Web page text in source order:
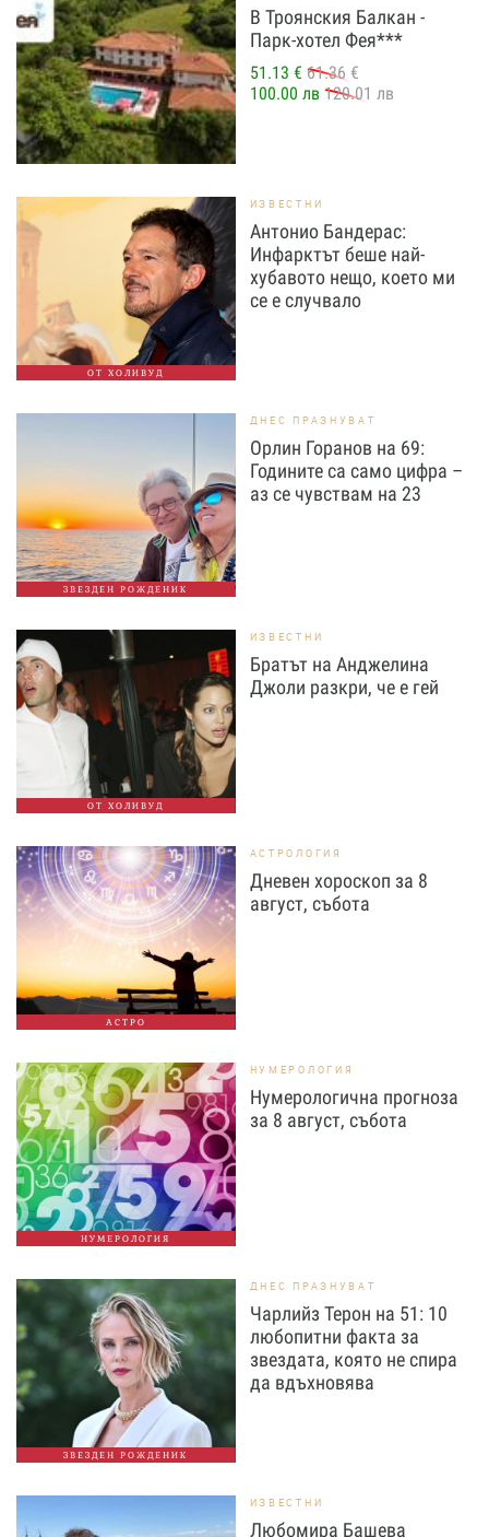
В Троянския Балкан -
Парк-хотел Фея***
51.13 € 61.36 €
100.00 лв 120.01 лв
ОТ ХОЛИВУД
ИЗВЕСТНИ
Антонио Бандерас:
Инфарктът беше най-
хубавото нещо, което ми
се е случвало
ЗВЕЗДЕН РОЖДЕНИК
ДНЕС ПРАЗНУВАТ
Орлин Горанов на 69:
Годините са само цифра –
аз се чувствам на 23
ОТ ХОЛИВУД
ИЗВЕСТНИ
Братът на Анджелина
Джоли разкри, че е гей
АСТРО
АСТРОЛОГИЯ
Дневен хороскоп за 8
август, събота
НУМЕРОЛОГИЯ
НУМЕРОЛОГИЯ
Нумерологична прогноза
за 8 август, събота
ЗВЕЗДЕН РОЖДЕНИК
ДНЕС ПРАЗНУВАТ
Чарлийз Терон на 51: 10
любопитни факта за
звездата, която не спира
да вдъхновява
ИЗВЕСТНИ
Любомира Башева